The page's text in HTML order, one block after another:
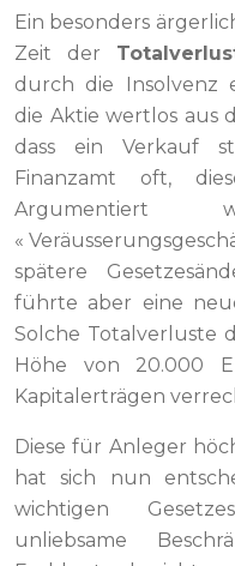
Ein besonders
Zeit der
durch die Insolvenz
die Aktie wertlos aus
dass ein Verkauf
Finanzamt oft,
«
spätere
führte aber eine
Solche Totalverluste
Höhe von 20.000
Kapitalerträgen
Diese für Anleger
hat sich nun
wichtigen
unliebsame